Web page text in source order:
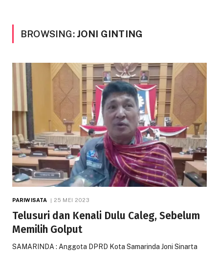
BROWSING: JONI GINTING
PARIWISATA 25 MEI 2023
Telusuri dan Kenali Dulu Caleg, Sebelum
Memilih Golput
SAMARINDA : Anggota DPRD Kota Samarinda Joni Sinarta